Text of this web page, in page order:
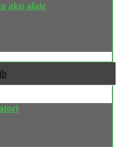
aku alate